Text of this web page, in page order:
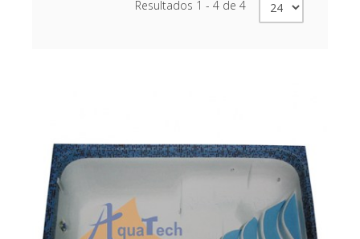
Resultados 1 - 4 de 4